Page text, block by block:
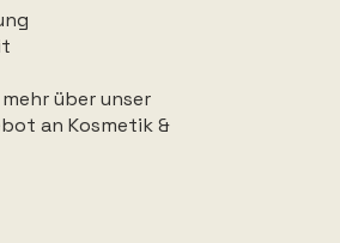
über unser
an Kosmetik &